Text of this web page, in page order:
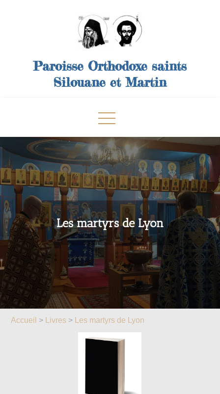
Paroisse Orthodoxe saints
Silouane et Martin
Les martyrs de Lyon
Accueil > Livres > Les martyrs de Lyon